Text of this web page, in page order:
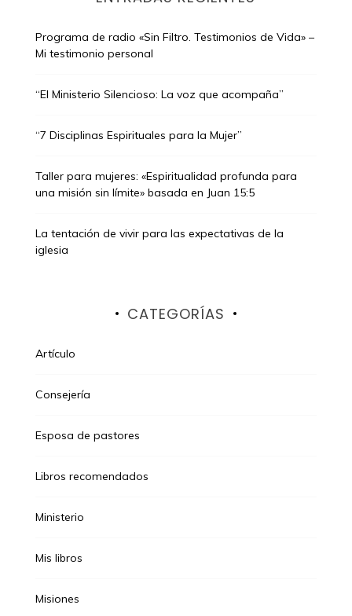
Programa de radio «Sin Filtro. Testimonios de Vida» –
Mi testimonio personal
“El Ministerio Silencioso: La voz que acompaña”
“7 Disciplinas Espirituales para la Mujer”
Taller para mujeres: «Espiritualidad profunda para
una misión sin límite» basada en Juan 15:5
La tentación de vivir para las expectativas de la
iglesia
CATEGORÍAS
Artículo
Consejería
Esposa de pastores
Libros recomendados
Ministerio
Mis libros
Misiones